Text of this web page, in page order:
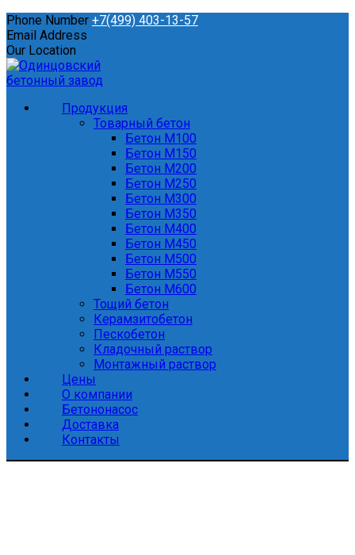
Phone Number +7(499) 403-13-57
Email Address
Our Location
Продукция
Товарный бетон
Бетон М100
Бетон М150
Бетон М200
Бетон М250
Бетон М300
Бетон М350
Бетон М400
Бетон М450
Бетон М500
Бетон М550
Бетон М600
Тощий бетон
Керамзитобетон
Пескобетон
Кладочный раствор
Монтажный раствор
Цены
О компании
Бетононасос
Доставка
Контакты